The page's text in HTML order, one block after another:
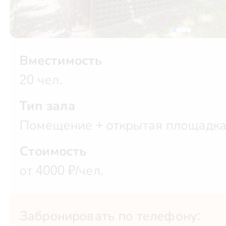
Вместимость
20 чел.
Тип зала
Помещение + открытая площадка
Стоимость
от 4000 ₽/чел.
Забронировать по телефону: